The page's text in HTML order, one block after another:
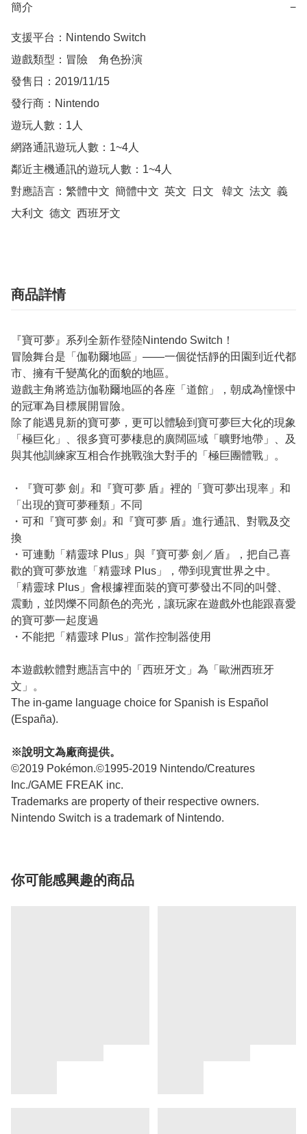
簡介 −
支援平台：Nintendo Switch
遊戲類型：冒險    角色扮演
發售日：2019/11/15
發行商：Nintendo
遊玩人數：1人
網路通訊遊玩人數：1~4人
鄰近主機通訊的遊玩人數：1~4人
對應語言：繁體中文  簡體中文  英文  日文   韓文  法文  義
大利文  德文  西班牙文
商品詳情
『寶可夢』系列全新作登陸Nintendo Switch！
冒險舞台是「伽勒爾地區」――一個從恬靜的田園到近代都
市、擁有千變萬化的面貌的地區。
遊戲主角將造訪伽勒爾地區的各座「道館」，朝成為憧憬中
的冠軍為目標展開冒險。
除了能遇見新的寶可夢，更可以體驗到寶可夢巨大化的現象
「極巨化」、很多寶可夢棲息的廣闊區域「曠野地帶」、及
與其他訓練家互相合作挑戰強大對手的「極巨團體戰」。
・『寶可夢 劍』和『寶可夢 盾』裡的「寶可夢出現率」和
「出現的寶可夢種類」不同
・可和『寶可夢 劍』和『寶可夢 盾』進行通訊、對戰及交
換
・可連動「精靈球 Plus」與『寶可夢 劍／盾』，把自己喜
歡的寶可夢放進「精靈球 Plus」，帶到現實世界之中。
「精靈球 Plus」會根據裡面裝的寶可夢發出不同的叫聲、
震動，並閃爍不同顏色的亮光，讓玩家在遊戲外也能跟喜愛
的寶可夢一起度過
・不能把「精靈球 Plus」當作控制器使用
本遊戲軟體對應語言中的「西班牙文」為「歐洲西班牙
文」。
The in-game language choice for Spanish is Español
(España).
※說明文為廠商提供。
©2019 Pokémon.©1995-2019 Nintendo/Creatures
Inc./GAME FREAK inc.
Trademarks are property of their respective owners.
Nintendo Switch is a trademark of Nintendo.
你可能感興趣的商品